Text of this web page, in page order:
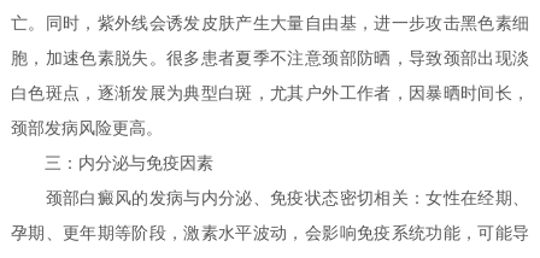
亡。同时，紫外线会诱发皮肤产生大量自由基，进一步攻击黑色素细
胞，加速色素脱失。很多患者夏季不注意颈部防晒，导致颈部出现淡
白色斑点，逐渐发展为典型白斑，尤其户外工作者，因暴晒时间长，
颈部发病风险更高。
三：内分泌与免疫因素
颈部白癜风的发病与内分泌、免疫状态密切相关：女性在经期、
孕期、更年期等阶段，激素水平波动，会影响免疫系统功能，可能导